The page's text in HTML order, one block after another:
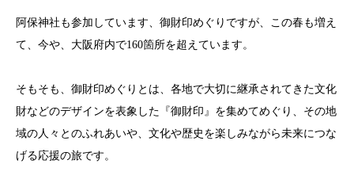
阿保神社も参加しています、御財印めぐりですが、この春も増え
て、今や、大阪府内で160箇所を超えています。
そもそも、御財印めぐりとは、各地で大切に継承されてきた文化
財などのデザインを表象した『御財印』を集めてめぐり、その地
域の人々とのふれあいや、文化や歴史を楽しみながら未来につな
げる応援の旅です。